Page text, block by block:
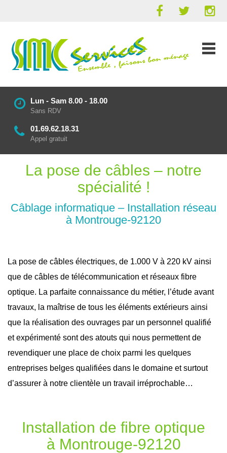
Lun - Sam 8.00 - 18.00
Sans RDV
01.69.62.18.31
Appel gratuit
La pose de câbles – notre
spécialité !
Câblage informatique – Installation réseau
à Montrouge-92120
La pose de câbles électriques, de 1.000 V à 220 kV ainsi
que de câbles de télécommunication et réseaux fibre
optique. La parfaite connaissance du métier, l’étude avant
travaux, la maîtrise de tous les éléments extérieurs ainsi
que la réalisation des ouvrages par un personnel qualifié
et expérimenté sont des atouts qui nous permettent de
revendiquer une place de choix parmi les quelques
entreprises belges qualifiées dans le domaine et surtout
d’assurer à notre clientèle un travail irréprochable…
Installation de fibre optique
à Montrouge-92120